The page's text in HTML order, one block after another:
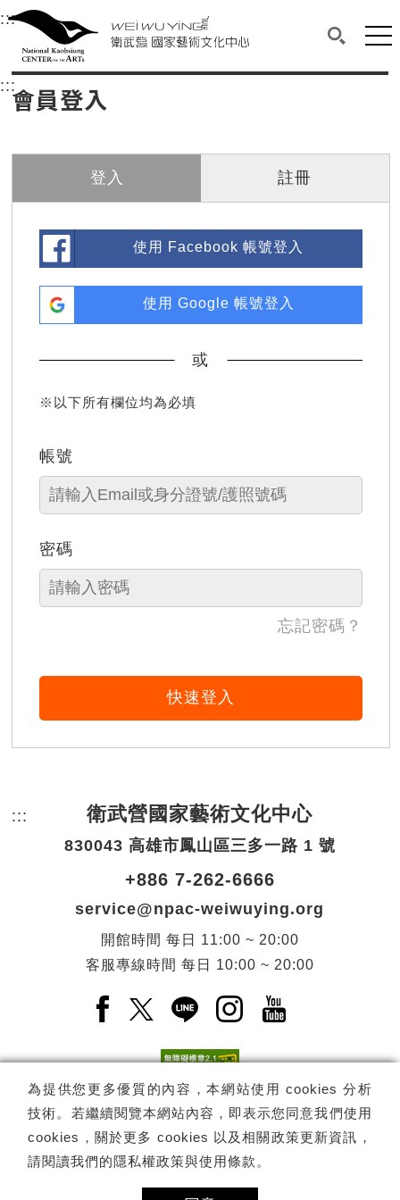
衛武營國家藝術文化中心
中央內容區塊，為本頁主要內容區。
:::選單連結區塊，此區塊列有本網站主要連結。
衛武營國家藝術文化中心
搜尋(開
網
::: 中央內容區塊，為本頁主要內容區。
會員登入
登入 註冊
使用 Facebook 帳號登入
使用 Google 帳號登入
或
※以下所有欄位均為必填
帳號
密碼
忘記密碼？
快速登入
為提供您更多優質的內容，本網站使用 cookies 分析
技術。若繼續閱覽本網站內容，即表示您同意我們使用
cookies，關於更多 cookies 以及相關政策更新資訊，
請閱讀我們的隱私權政策與使用條款 。
::: 頁尾網站資訊。
衛武營國家藝術文化中心
830043 高雄市鳳山區三多一路 1 號
+886 7-262-6666
service@npac-weiwuying.org
開館時間 每日
11:00 ~ 20:00
客服專線時間 每日 10:00 ~ 20:00
Facebook(另開新視窗)
X(另開新視窗)
LINE(另開新視窗)
Instagram(另開新視
YouTube(另開
電子報訂閱 訂閱
Copyright © 國家表演藝術中心 -衛武營國家藝術文化中心